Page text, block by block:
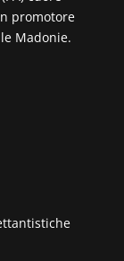
promotore
Madonie.